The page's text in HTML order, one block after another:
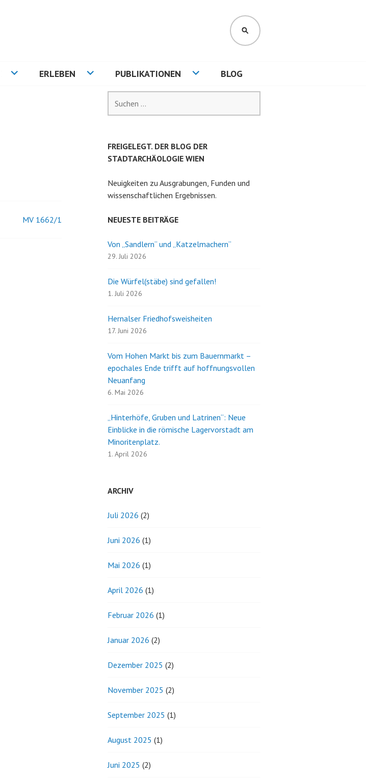
SUCHEN
ERLEBEN PUBLIKATIONEN BLOG
MV 1662/1
nach:
FREIGELEGT. DER BLOG DER
STADTARCHÄOLOGIE WIEN
Neuigkeiten zu Ausgrabungen, Funden und
wissenschaftlichen Ergebnissen.
NEUESTE BEITRÄGE
Von „Sandlern“ und „Katzelmachern“
29. Juli 2026
Die Würfel(stäbe) sind gefallen!
1. Juli 2026
Hernalser Friedhofsweisheiten
17. Juni 2026
Vom Hohen Markt bis zum Bauernmarkt –
epochales Ende trifft auf hoffnungsvollen
Neuanfang
6. Mai 2026
„Hinterhöfe, Gruben und Latrinen“: Neue
Einblicke in die römische Lagervorstadt am
Minoritenplatz.
1. April 2026
ARCHIV
Juli 2026 (2)
Juni 2026 (1)
Mai 2026 (1)
April 2026 (1)
Februar 2026 (1)
Januar 2026 (2)
Dezember 2025 (2)
November 2025 (2)
September 2025 (1)
August 2025 (1)
Juni 2025 (2)